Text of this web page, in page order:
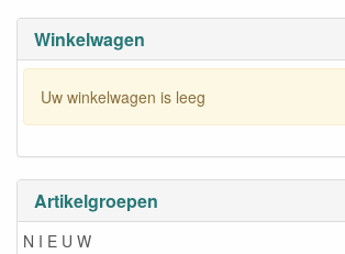
Winkelwagen
Uw winkelwagen is leeg
Artikelgroepen
N I E U W